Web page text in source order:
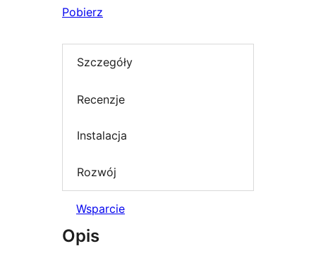
Pobierz
Szczegóły
Recenzje
Instalacja
Rozwój
Wsparcie
Opis